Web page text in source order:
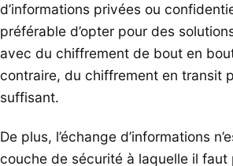
d’informations privées ou
préférable d’opter pour des
avec du chiffrement de bout en
contraire, du chiffrement en transit
suffisant.
De plus, l’échange d’informations
couche de sécurité à laquelle il faut